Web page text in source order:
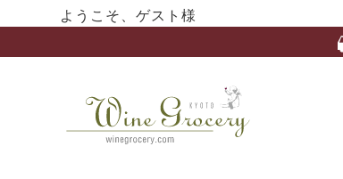
ようこそ、ゲスト様